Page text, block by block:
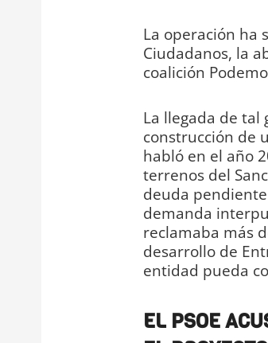
La operación ha
Ciudadanos, la
coalición
La llegada de
construcción de
habló en el año
terrenos del
deuda
demanda
reclamaba más
desarrollo de
entidad pueda
EL PSOE